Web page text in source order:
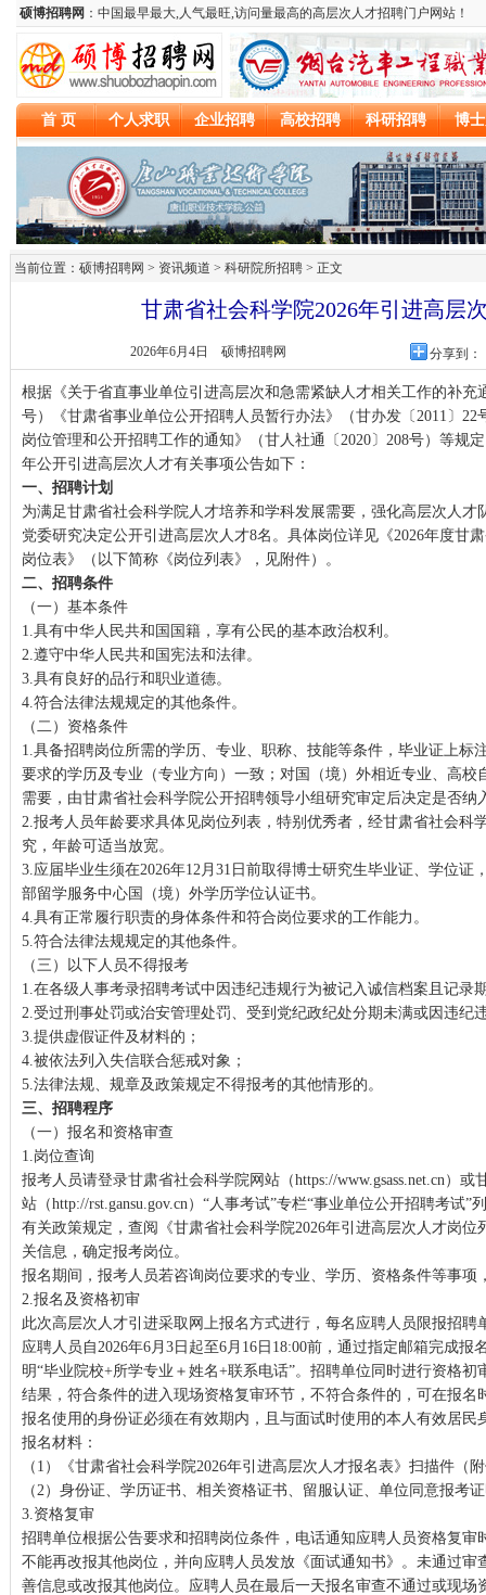
当前位置：硕博招聘网 > 资讯频道 > 科研院所招聘 > 正文
甘肃省社会科学院2026年引进高层
2026年6月4日 硕博招聘网 分享到：
根据《关于省直事业单位引进高层次和急需紧缺人才相关工作的补充
号）《甘肃省事业单位公开招聘人员暂行办法》（甘办发〔2011〕
岗位管理和公开招聘工作的通知》（甘人社通〔2020〕208号）等规
年公开引进高层次人才有关事项公告如下：
一、招聘计划
为满足甘肃省社会科学院人才培养和学科发展需要，强化高层次人才
党委研究决定公开引进高层次人才8名。具体岗位详见《2026年度甘
岗位表》（以下简称《岗位列表》，见附件）。
二、招聘条件
（一）基本条件
1.具有中华人民共和国国籍，享有公民的基本政治权利。
2.遵守中华人民共和国宪法和法律。
3.具有良好的品行和职业道德。
4.符合法律法规规定的其他条件。
（二）资格条件
1.具备招聘岗位所需的学历、专业、职称、技能等条件，毕业证上标
要求的学历及专业（专业方向）一致；对国（境）外相近专业、高校
需要，由甘肃省社会科学院公开招聘领导小组研究审定后决定是否纳
2.报考人员年龄要求具体见岗位列表，特别优秀者，经甘肃省社会科
究，年龄可适当放宽。
3.应届毕业生须在2026年12月31日前取得博士研究生毕业证、学位证
部留学服务中心国（境）外学历学位认证书。
4.具有正常履行职责的身体条件和符合岗位要求的工作能力。
5.符合法律法规规定的其他条件。
（三）以下人员不得报考
1.在各级人事考录招聘考试中因违纪违规行为被记入诚信档案且记录
2.受过刑事处罚或治安管理处罚、受到党纪政纪处分期未满或因违纪
3.提供虚假证件及材料的；
4.被依法列入失信联合惩戒对象；
5.法律法规、规章及政策规定不得报考的其他情形的。
三、招聘程序
（一）报名和资格审查
1.岗位查询
报考人员请登录甘肃省社会科学院网站（https://www.gsass.net.cn）
站（http://rst.gansu.gov.cn）“人事考试”专栏“事业单位公开招聘考试”
有关政策规定，查阅《甘肃省社会科学院2026年引进高层次人才岗位
关信息，确定报考岗位。
报名期间，报考人员若咨询岗位要求的专业、学历、资格条件等事项
2.报名及资格初审
此次高层次人才引进采取网上报名方式进行，每名应聘人员限报招聘
应聘人员自2026年6月3日起至6月16日18:00前，通过指定邮箱完成报
明“毕业院校+所学专业＋姓名+联系电话”。招聘单位同时进行资格
结果，符合条件的进入现场资格复审环节，不符合条件的，可在报名
报名使用的身份证必须在有效期内，且与面试时使用的本人有效居民
报名材料：
（1）《甘肃省社会科学院2026年引进高层次人才报名表》扫描件（
（2）身份证、学历证书、相关资格证书、留服认证、单位同意报考
3.资格复审
招聘单位根据公告要求和招聘岗位条件，电话通知应聘人员资格复审
不能再改报其他岗位，并向应聘人员发放《面试通知书》。未通过审
善信息或改报其他岗位。应聘人员在最后一天报名审查不通过或现场